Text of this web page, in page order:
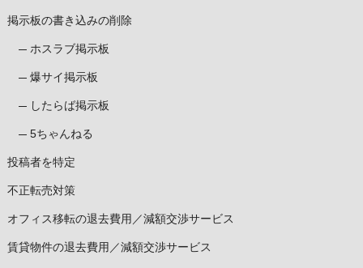
掲示板の書き込みの削除
ホスラブ掲示板
爆サイ掲示板
したらば掲示板
5ちゃんねる
投稿者を特定
不正転売対策
オフィス移転の退去費用／減額交渉サービス
賃貸物件の退去費用／減額交渉サービス